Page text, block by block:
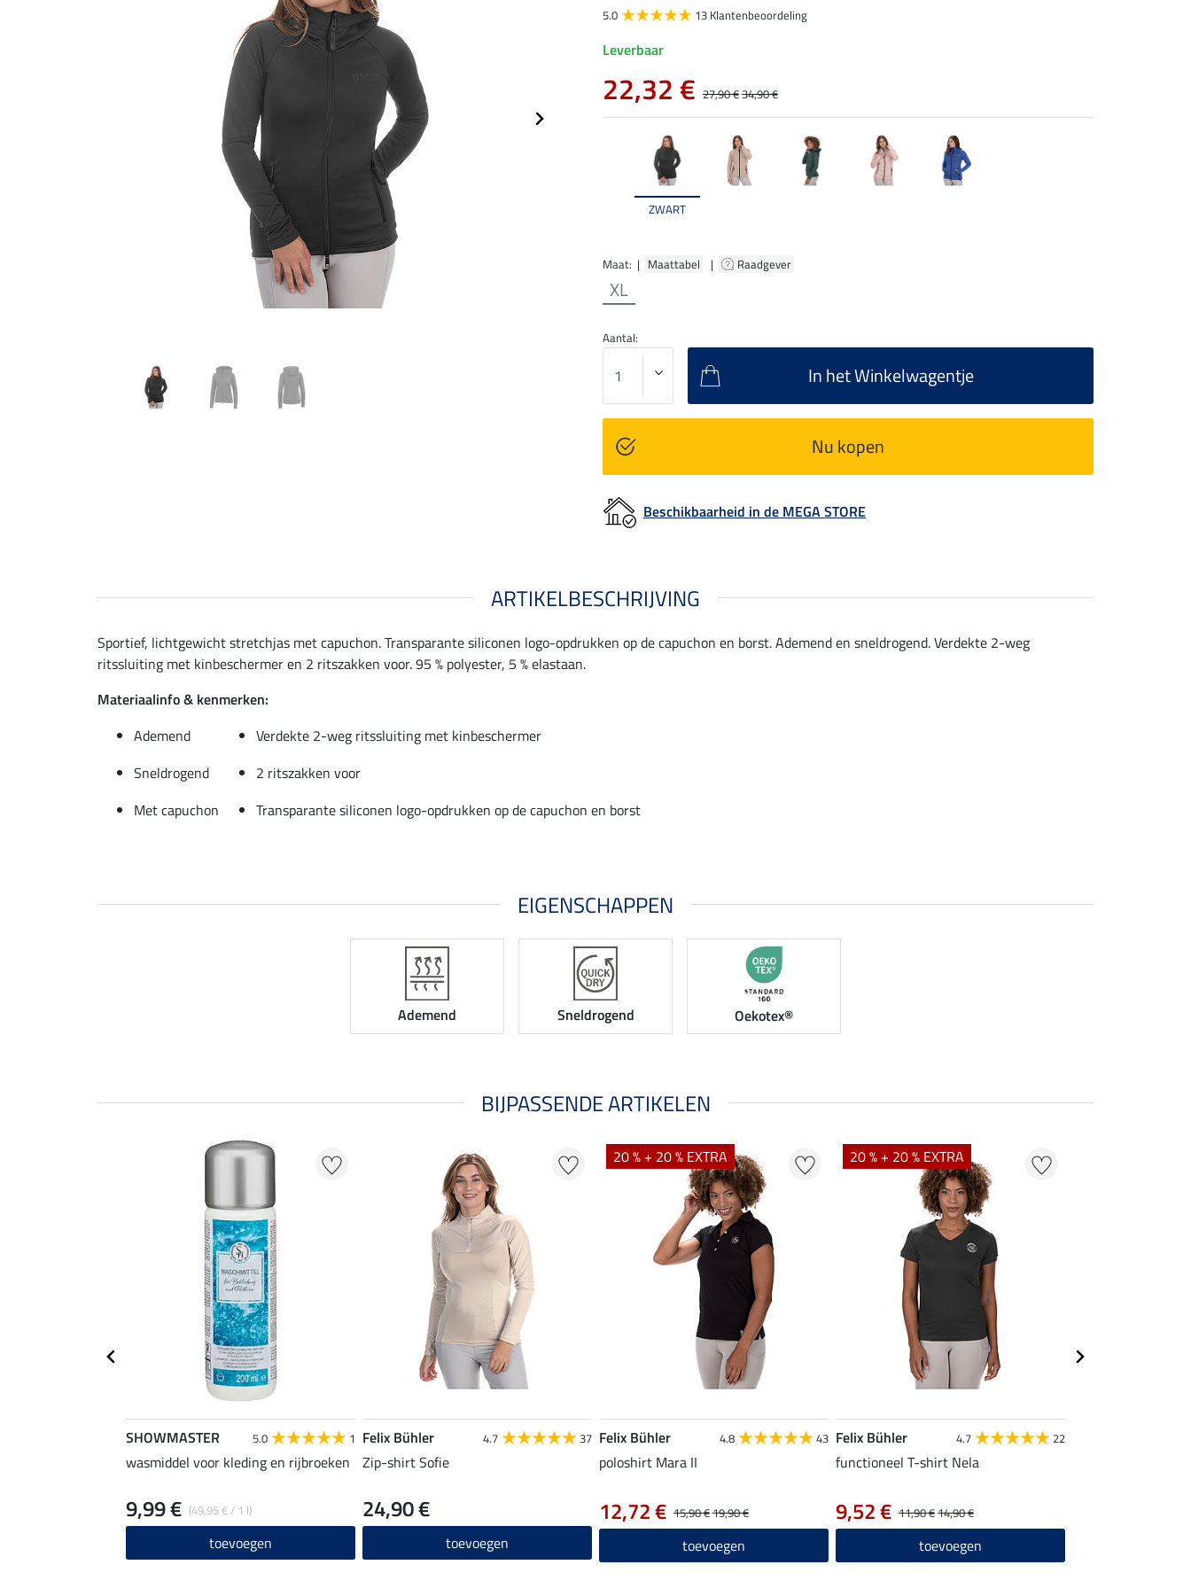
ZWART
Maat: | Maattabel | Raadgever
XL
5.0
13 Klantenbeoordeling
Leverbaar
22,32 € 27,90 €34,90 €
Aantal:
In het Winkelwagentje
Nu kopen
Beschikbaarheid in de MEGA STORE
ARTIKELBESCHRIJVING
Sportief, lichtgewicht stretchjas met capuchon. Transparante siliconen logo-opdrukken op de capuchon en borst. Ademend en sneldrogend. Verdekte 2-weg
ritssluiting met kinbeschermer en 2 ritszakken voor. 95 % polyester, 5 % elastaan.
Materiaalinfo & kenmerken:
Ademend
Verdekte 2-weg ritssluiting met kinbeschermer
Sneldrogend
2 ritszakken voor
Met capuchon
Transparante siliconen logo-opdrukken op de capuchon en borst
EIGENSCHAPPEN
Ademend Sneldrogend Oekotex®
BIJPASSENDE ARTIKELEN
SHOWMASTER 5.0 1
wasmiddel voor kleding en rijbroeken
(49,95 € / 1 l)
9,99 €
toevoegen
Felix Bühler 4.7 37
Zip-shirt Sofie
24,90 €
toevoegen
20 % + 20 % EXTRA
Felix Bühler 4.8 43
poloshirt Mara II
15,90 €19,90 €
12,72 €
toevoegen
20 % + 20 % EXTRA
Felix Bühler 4.7 22
functioneel T-shirt Nela
11,90 €14,90 €
9,52 €
toevoegen